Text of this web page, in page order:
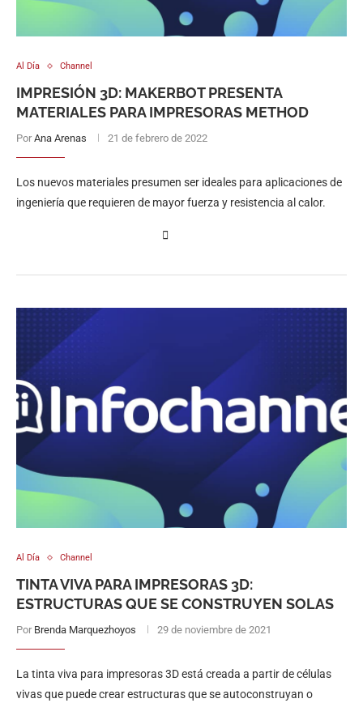
Al Día Channel
IMPRESIÓN 3D: MAKERBOT PRESENTA
MATERIALES PARA IMPRESORAS METHOD
Por Ana Arenas 21 de febrero de 2022
Los nuevos materiales presumen ser ideales para aplicaciones de
ingeniería que requieren de mayor fuerza y resistencia al calor.
Al Día Channel
TINTA VIVA PARA IMPRESORAS 3D:
ESTRUCTURAS QUE SE CONSTRUYEN SOLAS
Por Brenda Marquezhoyos 29 de noviembre de 2021
La tinta viva para impresoras 3D está creada a partir de células
vivas que puede crear estructuras que se autoconstruyan o